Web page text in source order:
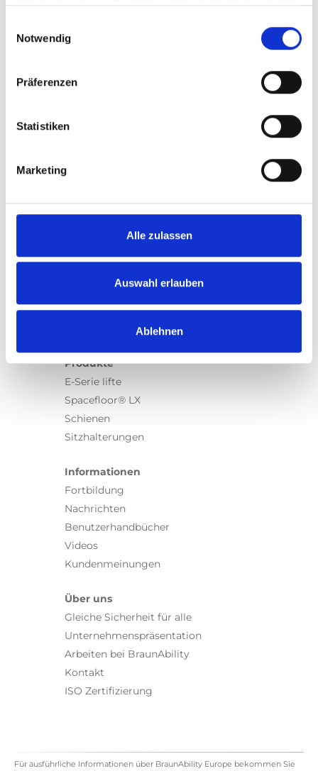
Notwendig
Präferenzen
Statistiken
Marketing
Alle zulassen
Auswahl erlauben
Ablehnen
according to the ISO 17025 standard.
9
Produkte
Turny Evo
Carospeed Classic
Produkte
E-Serie lifte
Spacefloor® LX
Schienen
Sitzhalterungen
Informationen
Fortbildung
Nachrichten
Benutzerhandbücher
Videos
Kundenmeinungen
Über uns
Gleiche Sicherheit für alle
Unternehmenspräsentation
Arbeiten bei BraunAbility
Kontakt
ISO Zertifizierung
Für ausführliche Informationen über BraunAbility Europe bekommen Sie